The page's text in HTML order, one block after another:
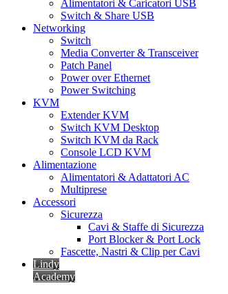
Alimentatori & Caricatori USB
Switch & Share USB
Networking
Switch
Media Converter & Transceiver
Patch Panel
Power over Ethernet
Power Switching
KVM
Extender KVM
Switch KVM Desktop
Switch KVM da Rack
Console LCD KVM
Alimentazione
Alimentatori & Adattatori AC
Multiprese
Accessori
Sicurezza
Cavi & Staffe di Sicurezza
Port Blocker & Port Lock
Fascette, Nastri & Clip per Cavi
Lindy
Academy